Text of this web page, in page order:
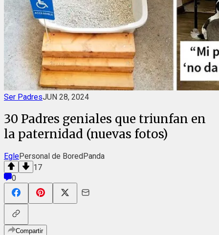
Ser PadresJUN 28, 2024
30 Padres geniales que triunfan en
la paternidad (nuevas fotos)
EglePersonal de BoredPanda
17
0
Compartir